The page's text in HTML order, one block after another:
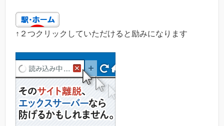
↑２つクリックしていただけると励みになります